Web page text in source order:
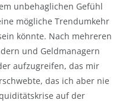
unbehaglichen Gefühl
mögliche Trendumkehr
könnte. Nach mehreren
und Geldmanagern
aufzugreifen, das mir
das ich aber nie
auf der